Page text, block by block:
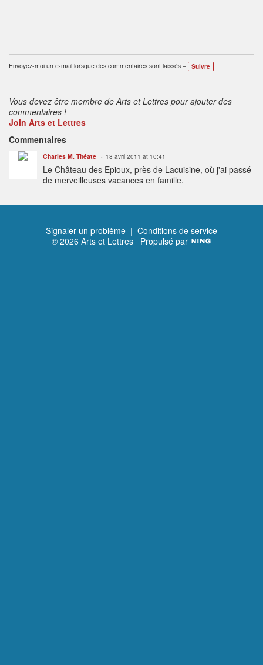
Envoyez-moi un e-mail lorsque des commentaires sont laissés – Suivre
Vous devez être membre de Arts et Lettres pour ajouter des
commentaires !
Join Arts et Lettres
Commentaires
Charles M. Théate 18 avril 2011 at 10:41
Le Château des Epioux, près de Lacuisine, où j'ai passé
de merveilleuses vacances en famille.
Signaler un problème | Conditions de service
© 2026 Arts et Lettres Propulsé par